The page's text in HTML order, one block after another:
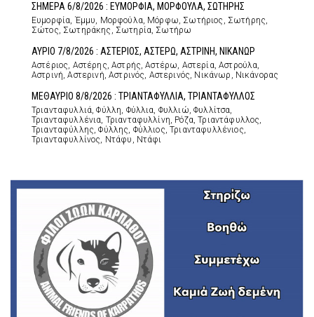
ΣΗΜΕΡΑ 6/8/2026 : ΕΥΜΟΡΦΙΑ, ΜΟΡΦΟΥΛΑ, ΣΩΤΗΡΗΣ
Ευμορφία, Έμμυ, Μορφούλα, Μόρφω, Σωτήριος, Σωτήρης,
Σώτος, Σωτηράκης, Σωτηρία, Σωτήρω
ΑΥΡΙΟ 7/8/2026 : ΑΣΤΕΡΙΟΣ, ΑΣΤΕΡΩ, ΑΣΤΡΙΝΗ, ΝΙΚΑΝΩΡ
Αστέριος, Αστέρης, Αστρής, Αστέρω, Αστερία, Αστρούλα,
Αστρινή, Αστερινή, Αστρινός, Αστερινός, Νικάνωρ, Νικάνορας
ΜΕΘΑΥΡΙΟ 8/8/2026 : ΤΡΙΑΝΤΑΦΥΛΛΙΑ, ΤΡΙΑΝΤΑΦΥΛΛΟΣ
Τριανταφυλλιά, Φύλλη, Φύλλια, Φυλλιώ, Φυλλίτσα,
Τριανταφυλλένια, Τριανταφυλλίνη, Ρόζα, Τριαντάφυλλος,
Τριανταφύλλης, Φύλλης, Φύλλιος, Τριανταφυλλένιος,
Τριανταφυλλίνος, Ντάφυ, Ντάφι